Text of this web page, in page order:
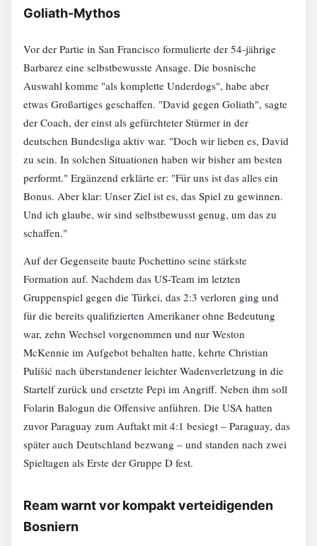
Goliath-Mythos
Vor der Partie in San Francisco formulierte der 54-jährige
Barbarez eine selbstbewusste Ansage. Die bosnische
Auswahl komme "als komplette Underdogs", habe aber
etwas Großartiges geschaffen. "David gegen Goliath", sagte
der Coach, der einst als gefürchteter Stürmer in der
deutschen Bundesliga aktiv war. "Doch wir lieben es, David
zu sein. In solchen Situationen haben wir bisher am besten
performt." Ergänzend erklärte er: "Für uns ist das alles ein
Bonus. Aber klar: Unser Ziel ist es, das Spiel zu gewinnen.
Und ich glaube, wir sind selbstbewusst genug, um das zu
schaffen."
Auf der Gegenseite baute Pochettino seine stärkste
Formation auf. Nachdem das US-Team im letzten
Gruppenspiel gegen die Türkei, das 2:3 verloren ging und
für die bereits qualifizierten Amerikaner ohne Bedeutung
war, zehn Wechsel vorgenommen und nur Weston
McKennie im Aufgebot behalten hatte, kehrte Christian
Pulišić nach überstandener leichter Wadenverletzung in die
Startelf zurück und ersetzte Pepi im Angriff. Neben ihm soll
Folarin Balogun die Offensive anführen. Die USA hatten
zuvor Paraguay zum Auftakt mit 4:1 besiegt – Paraguay, das
später auch Deutschland bezwang – und standen nach zwei
Spieltagen als Erste der Gruppe D fest.
Ream warnt vor kompakt verteidigenden
Bosniern